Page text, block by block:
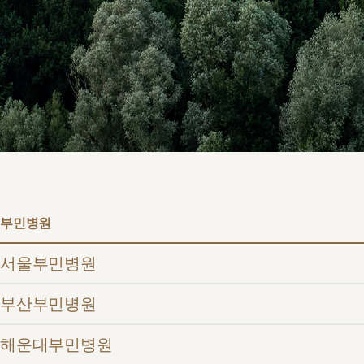
부민병원
서울부민병원
부산부민병원
해운대부민병원
병원/센터
서울부민
부민 프레
라이프케